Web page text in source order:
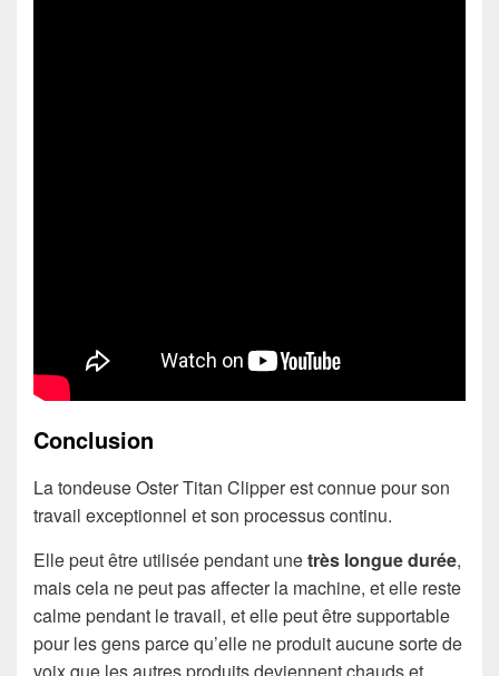
Conclusion
La tondeuse Oster Titan Clipper est connue pour son
travail exceptionnel et son processus continu.
Elle peut être utilisée pendant unetrès longue durée,
mais cela ne peut pas affecter la machine, et elle reste
calme pendant le travail, et elle peut être supportable
pour les gens parce qu’elle ne produit aucune sorte de
voix que les autres produits deviennent chauds et